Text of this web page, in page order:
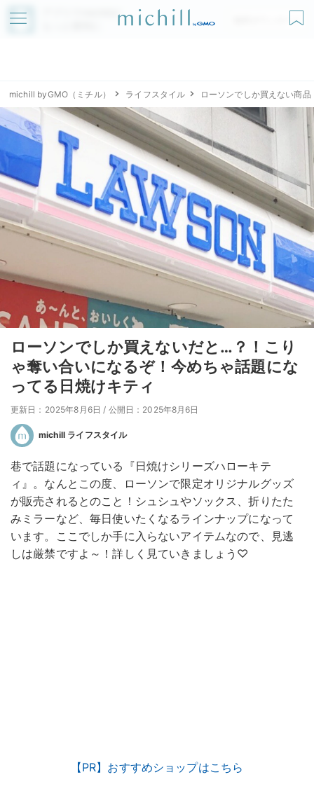
アプリでmichillが
無料ダウンロード
michill byGMO（ミチル） ライフスタイル ローソンでしか買えない商品
ローソンでしか買えないだと…？！こり
ゃ奪い合いになるぞ！今めちゃ話題にな
ってる日焼けキティ
更新日：2025年8月6日 / 公開日：2025年8月6日
michill ライフスタイル
巷で話題になっている『日焼けシリーズハローキテ
ィ』。なんとこの度、ローソンで限定オリジナルグッズ
が販売されるとのこと！シュシュやソックス、折りたた
みミラーなど、毎日使いたくなるラインナップになって
います。ここでしか手に入らないアイテムなので、見逃
しは厳禁ですよ～！詳しく見ていきましょう♡
【PR】おすすめショップはこちら